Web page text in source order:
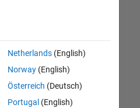
Netherlands(English)
Norway(English)
Österreich (Deutsch)
Portugal (English)